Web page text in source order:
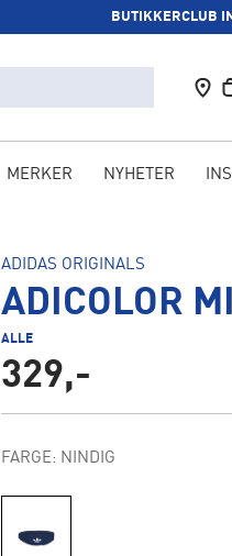
BUTIKKERCLUB
MERKER NYHETER
ADIDAS ORIGINALS
ADICOLOR
ALLE
329,-
FARGE: NINDIG